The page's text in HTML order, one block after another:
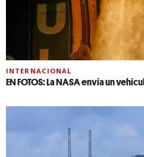
INTERNACIONAL
EN FOTOS: La NASA envía un